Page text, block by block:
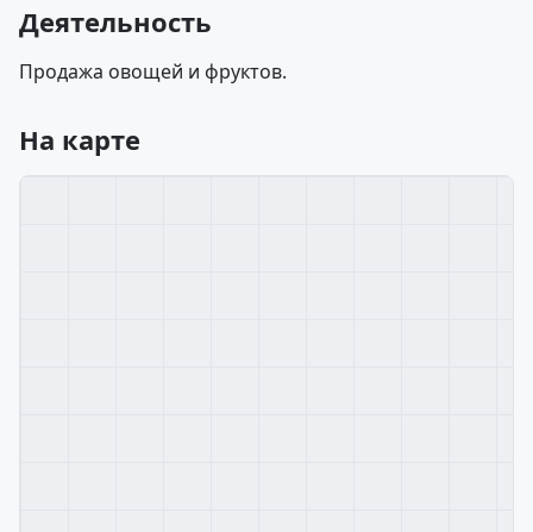
Деятельность
Продажа овощей и фруктов.
На карте